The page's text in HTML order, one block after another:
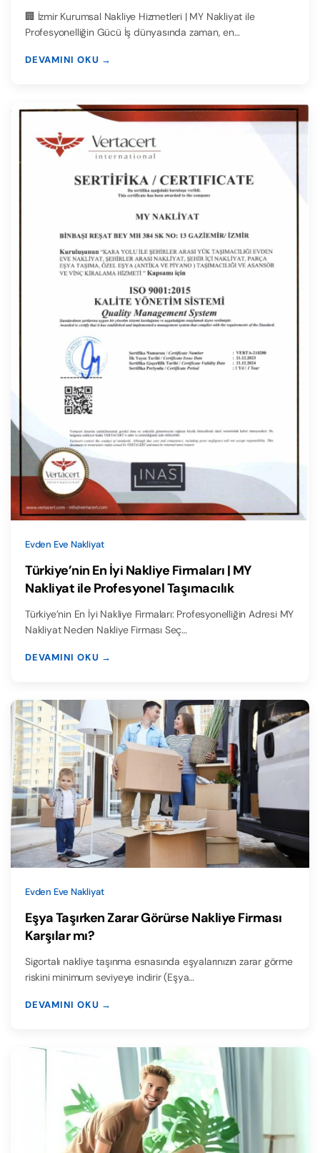
🏢 İzmir Kurumsal Nakliye Hizmetleri | MY Nakliyat ile
Profesyonelliğin Gücü İş dünyasında zaman, en…
DEVAMINI OKU →
Evden Eve Nakliyat
Türkiye’nin En İyi Nakliye Firmaları | MY
Nakliyat ile Profesyonel Taşımacılık
Türkiye’nin En İyi Nakliye Firmaları: Profesyonelliğin Adresi MY
Nakliyat Neden Nakliye Firması Seç…
DEVAMINI OKU →
Evden Eve Nakliyat
Eşya Taşırken Zarar Görürse Nakliye Firması
Karşılar mı?
Sigortalı nakliye taşınma esnasında eşyalarınızın zarar görme
riskini minimum seviyeye indirir (Eşya…
DEVAMINI OKU →